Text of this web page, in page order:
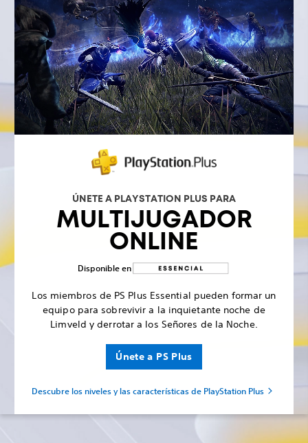
ÚNETE A PLAYSTATION PLUS PARA
MULTIJUGADOR
ONLINE
Disponible en
Los miembros de PS Plus Essential pueden formar un
equipo para sobrevivir a la inquietante noche de
Limveld y derrotar a los Señores de la Noche.
Únete a PS Plus
Descubre los niveles y las características de PlayStation Plus